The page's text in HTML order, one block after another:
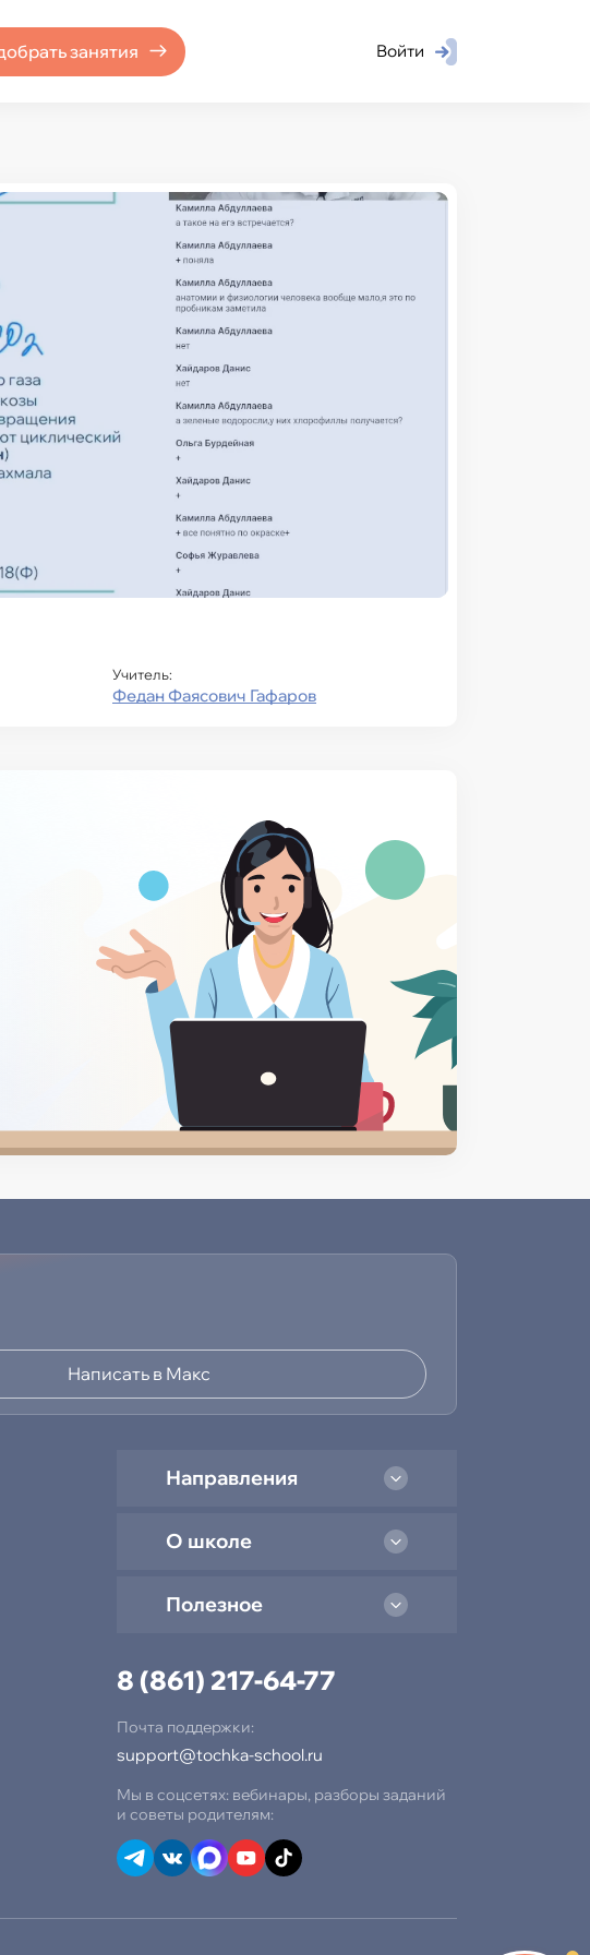
занятия Войти
Учитель:
Федан Фаясович Гафаров
−10% при оплате в рассрочку
Написать в Макс
Направления
О школе
Полезное
8 (861) 217-64-77
Почта поддержки:
support@tochka-school.ru
Мы в соцсетях: вебинары, разборы заданий
и советы родителям: